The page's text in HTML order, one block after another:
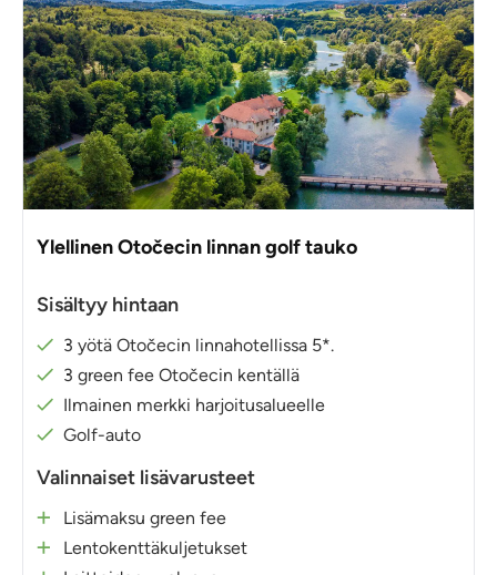
Ylellinen Otočecin linnan golf tauko
Sisältyy hintaan
3 yötä Otočecin linnahotellissa 5*.
3 green fee Otočecin kentällä
Ilmainen merkki harjoitusalueelle
Golf-auto
Valinnaiset lisävarusteet
Lisämaksu green fee
Lentokenttäkuljetukset